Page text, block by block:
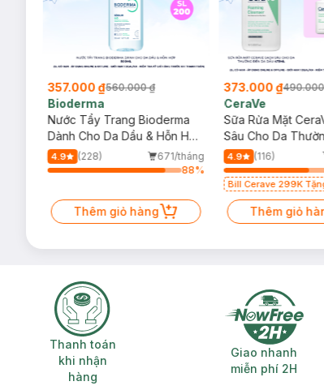
357.000 ₫560.000 ₫
Bioderma
Nước Tẩy Trang Bioderma
Dành Cho Da Dầu & Hỗn Hợp
500ml
4.9 (228)
671/tháng
88%
Thêm giỏ hàng
373.000 ₫
CeraVe
Sữa Rửa Mặt
Sâu Cho Da
Dầu 473ml
4.9 (116)
Bill Cerave 299K
Thêm giỏ
Thanh toán khi nhận hàng
Thanh toán
khi nhận
hàng
Giao
Giao nhanh
miễn phí 2H